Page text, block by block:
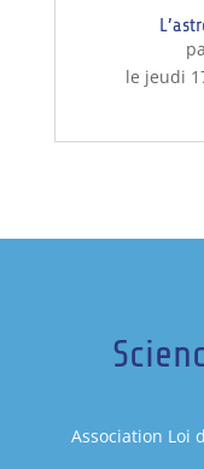
le jeudi
Association Loi